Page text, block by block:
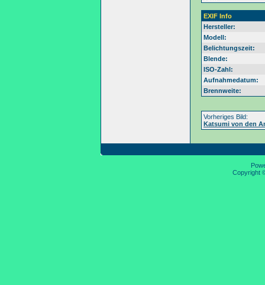
EXIF Info
Hersteller:
Modell:
Belichtungszeit:
Blende:
ISO-Zahl:
Aufnahmedatum:
Brennweite:
Vorheriges Bild:
Katsumi von den
Copyright